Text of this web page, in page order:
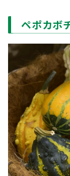
ペポカボ